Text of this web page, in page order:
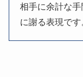
相手に余計な
に謝る表現です